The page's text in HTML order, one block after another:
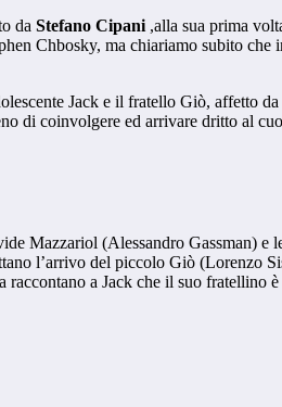
da Stefano Cipani,alla sua prima
Chbosky, ma chiariamo subito che
Jack e il fratello Giò, affetto
di coinvolgere ed arrivare dritto al
Mazzariol (Alessandro Gassman)
l’arrivo del piccolo Giò (Lorenzo
a Jack che il suo fratellino è